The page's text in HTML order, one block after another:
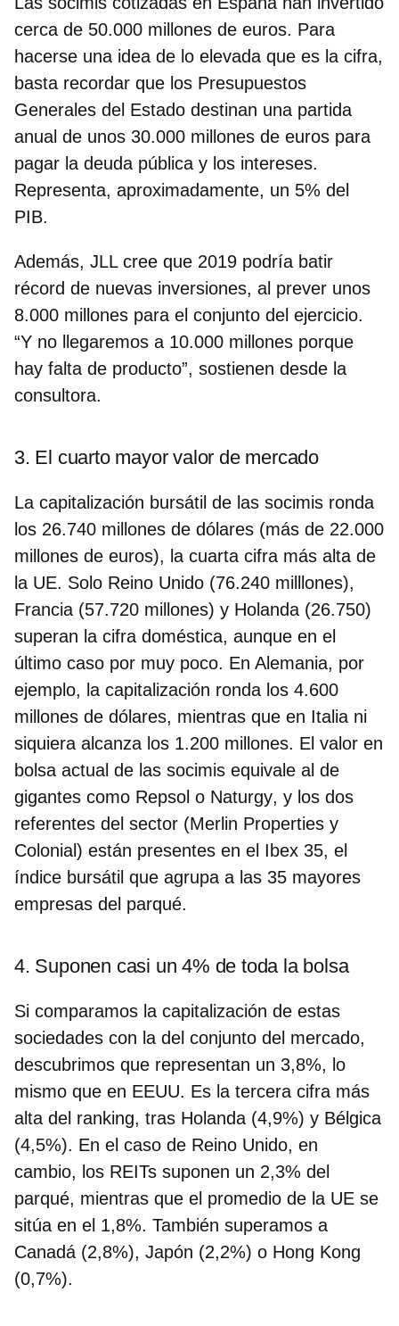
cerca de 50.000 millones de euros. Para
hacerse una idea de lo elevada que es la cifra,
basta recordar que los Presupuestos
Generales del Estado destinan una partida
anual de unos 30.000 millones de euros para
pagar la deuda pública y los intereses.
Representa, aproximadamente, un 5% del
PIB.
Además, JLL cree que 2019 podría batir
récord de nuevas inversiones, al prever unos
8.000 millones para el conjunto del ejercicio.
“Y no llegaremos a 10.000 millones porque
hay falta de producto”, sostienen desde la
consultora.
3. El cuarto mayor valor de mercado
La capitalización bursátil de las socimis ronda
los 26.740 millones de dólares (más de 22.000
millones de euros), la cuarta cifra más alta de
la UE. Solo Reino Unido (76.240 milllones),
Francia (57.720 millones) y Holanda (26.750)
superan la cifra doméstica, aunque en el
último caso por muy poco. En Alemania, por
ejemplo, la capitalización ronda los 4.600
millones de dólares, mientras que en Italia ni
siquiera alcanza los 1.200 millones. El valor en
bolsa actual de las socimis equivale al de
gigantes como Repsol o Naturgy, y los dos
referentes del sector (Merlin Properties y
Colonial) están presentes en el Ibex 35, el
índice bursátil que agrupa a las 35 mayores
empresas del parqué.
4. Suponen casi un 4% de toda la bolsa
Si comparamos la capitalización de estas
sociedades con la del conjunto del mercado,
descubrimos que representan un 3,8%, lo
mismo que en EEUU. Es la tercera cifra más
alta del ranking, tras Holanda (4,9%) y Bélgica
(4,5%). En el caso de Reino Unido, en
cambio, los REITs suponen un 2,3% del
parqué, mientras que el promedio de la UE se
sitúa en el 1,8%. También superamos a
Canadá (2,8%), Japón (2,2%) o Hong Kong
(0,7%).